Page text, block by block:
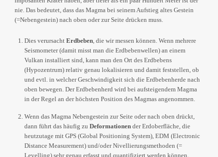
nie. Das bedeutet, dass das Magma bei seinem Aufstieg altes Gestein
(=Nebengestein) nach oben oder zur Seite drücken muss.
Dies verursacht Erdbeben, die wir messen können. Wenn mehrere
Seismometer (damit misst man die Erdbebenwellen) an einem
Vulkan installiert sind, kann man den Ort des Erdbebens
(Hypozentrum) relativ genau lokalisieren und damit feststellen, ob
und evtl. in welcher Geschwindigkeit sich die Erdbebenherde nach
oben bewegen. Der Erdbebenherd wird bei aufsteigendem Magma
in der Regel an der höchsten Position des Magmas angenommen.
Wenn das Magma Nebengestein zur Seite oder nach oben drückt,
dann führt das häufig zu Deformationen der Erdoberfläche, die
heutzutage mit GPS (Global Positioning System), EDM (Electronic
Distance Measurement) und/oder Nivellierungsmethoden (=
Levelling) sehr genau erfasst und quantifiziert werden können.